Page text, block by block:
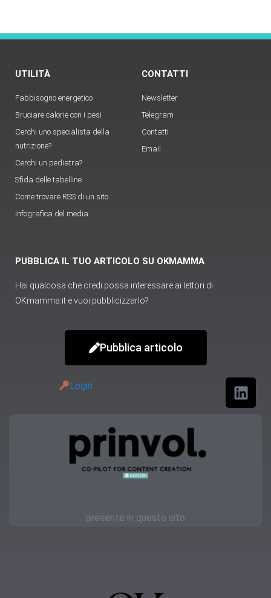
UTILITÀ
Fabbisogno energetico
Bruciare calorie con i pesi
Cerchi uno specialista della
nutrizione?
Cerchi un pediatra?
Sfida delle tabelline
Come trovare RSS di un sito
Infografica del media
CONTATTI
Newsletter
Telegram
Contatti
Email
PUBBLICA IL TUO ARTICOLO SU OKMAMMA
Hai qualcosa che credi possa interessare ai lettori di
OKmamma.it e vuoi pubblicizzarlo?
Pubblica articolo
Login
presente in questo sito